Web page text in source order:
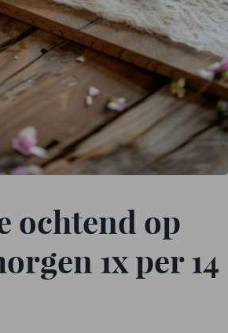
ochtend op
1x per 14